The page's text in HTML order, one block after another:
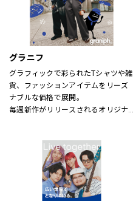
グラニフ
グラフィックで彩られたTシャツや雑
貨、ファッションアイテムをリーズ
ナブルな価格で展開。
毎週新作がリリースされるオリジナ
なコラボレーションまで、
幅広い年代にお楽しみいただける、
さまざまなグラフィックアイテムを
取り揃えてお待ちしております。